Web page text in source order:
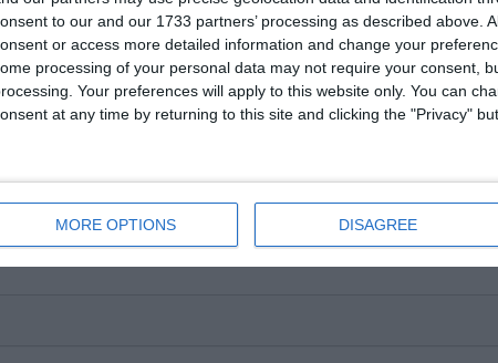
to our and our 1733 partners’ processing as described above.
or access more detailed information and change your
processing of your personal data may not require your consent,
Your preferences will apply to this website only. You can
at any time by returning to this site and clicking the "Privacy"
MORE OPTIONS DISAGREE